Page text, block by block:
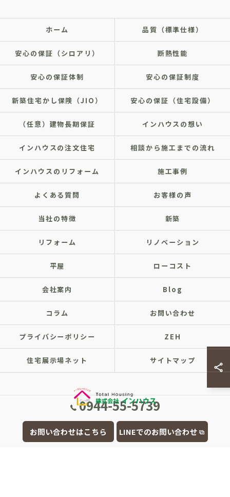
0944-55-5739
お問い合わせはこちら LINEでのお問い合わせ
ホーム 品質（標準仕様）
安心の保証（シロアリ） 断熱性能
安心の保証体制 安心の保証制度
新築住宅かし保険（JIO） 安心の保証（住宅設備）
（任意）建物長期保証 インハウスの想い
インハウスの注文住宅 相談から施工までの流れ
インハウスのリフォーム 施工事例
よくある質問 お客様の声
当社の特徴 新築
リフォーム リノベーション
平屋 ローコスト
会社案内 Blog
コラム お問い合わせ
プライバシーポリシー ZEH
住宅展示場ネット サイトマップ
© 2026 福岡県大牟田市の注文住宅なら株式会社インハウス ALL RIGHTS
RESERVED.